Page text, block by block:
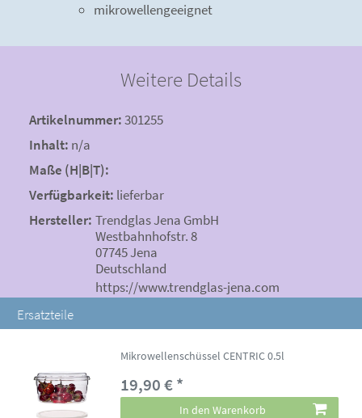
mikrowellengeeignet
Weitere Details
Artikelnummer:301255
Inhalt: n/a
Maße (H|B|T):
Verfügbarkeit: lieferbar
Hersteller: Trendglas Jena GmbH
Westbahnhofstr. 8
07745 Jena
Deutschland
https://www.trendglas-jena.com
Ersatzteile
Mikrowellenschüssel CENTRIC 0.5l
19,90 € *
In den Warenkorb